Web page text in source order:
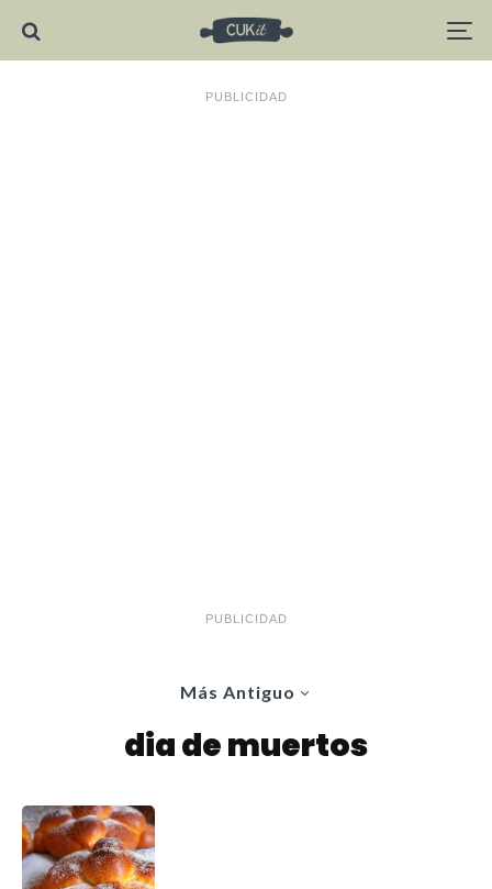
PUBLICIDAD
PUBLICIDAD
Más Antiguo
dia de muertos